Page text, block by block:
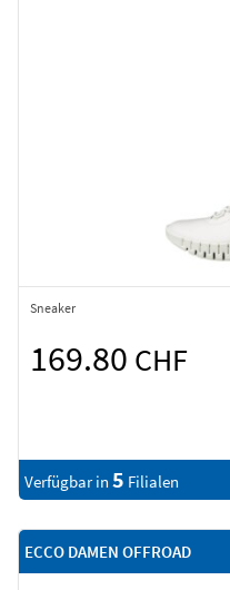
Sneaker
169.80 CHF
Verfügbar in 5 Filialen
ECCO DAMEN OFFROAD